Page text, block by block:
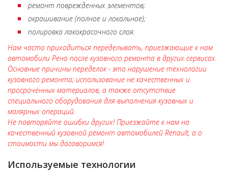
ремонт поврежденных элементов;
окрашивание (полное и локальное);
полировка лакокрасочного слоя.
Нам часто приходиться переделывать, приезжающие к нам
автомобили Рено после кузовного ремонта в других сервисах.
Основные причины переделок - это нарушение технологии
кузовного ремонта; использование не качественных и
просроченных материалов, а также отсутствие
специального оборудования для выполнения кузовных и
малярных операций.
Не повторяйте ошибки других! Приезжайте к нам на
качественный кузовной ремонт автомобилей Renault, а о
стоимости мы договоримся!
Используемые технологии